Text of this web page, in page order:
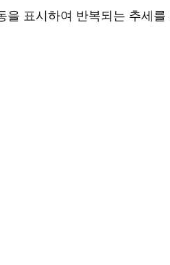
을 표시하여 반복되는 추세를